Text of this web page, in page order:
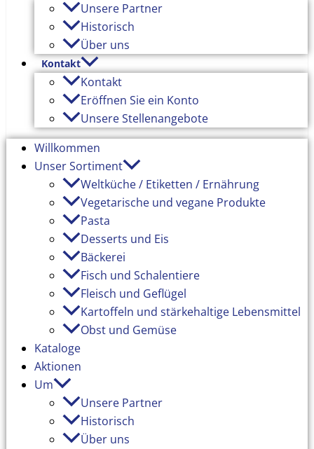
Unsere Partner
Historisch
Über uns
Kontakt
Kontakt
Eröffnen Sie ein Konto
Unsere Stellenangebote
Willkommen
Unser Sortiment
Weltküche / Etiketten / Ernährung
Vegetarische und vegane Produkte
Pasta
Desserts und Eis
Bäckerei
Fisch und Schalentiere
Fleisch und Geflügel
Kartoffeln und stärkehaltige Lebensmittel
Obst und Gemüse
Kataloge
Aktionen
Um
Unsere Partner
Historisch
Über uns